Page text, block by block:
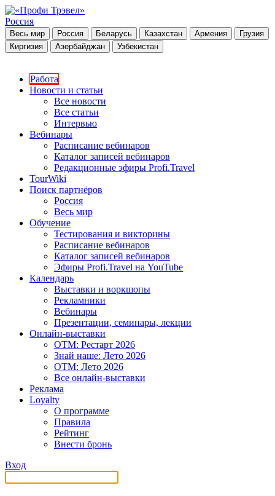
Россия
Весь мир Россия Беларусь Казахстан Армения
Грузия
Киргизия
Азербайджан Узбекистан
Работа
Новости и статьи
Все новости
Все статьи
Интервью
Вебинары
Расписание вебинаров
Каталог записей вебинаров
Редакционные эфиры Profi.Travel
TourWiki
Поиск партнёров
Россия
Весь мир
Обучение
Тестирования и викторины
Расписание вебинаров
Каталог записей вебинаров
Эфиры Profi.Travel на YouTube
Календарь
Выставки и воркшопы
Рекламники
Вебинары
Презентации, семинары, лекции
Онлайн-выставки
OTM: Рестарт 2026
Знай наше: Лето 2026
OTM: Лето 2026
Все онлайн-выставки
Реклама
Loyalty
О программе
Правила
Рейтинг
Внести бронь
Вход